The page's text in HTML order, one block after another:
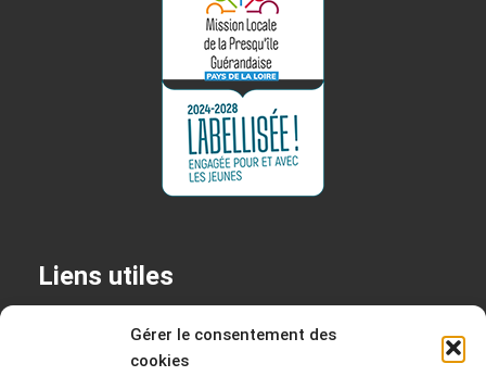
Gérer le consentement des
cookies
Liens utiles
Permanences
Mentions légales